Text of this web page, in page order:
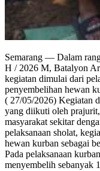
Semarang — Dalam
H / 2026 M, Batalyon
kegiatan dimulai dari
penyembelihan hewan
( 27/05/2026) Kegiatan
yang diikuti oleh prajurit,
masyarakat sekitar
pelaksanaan sholat,
hewan kurban sebagai
Pada pelaksanaan
menyembelih sebanyak